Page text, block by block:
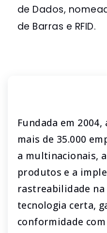
de Dados,
de Barras e RFID.
Fundada em
mais de 35.000
a multinacionais,
produtos e a
rastreabilidade
tecnologia certa,
conformidade